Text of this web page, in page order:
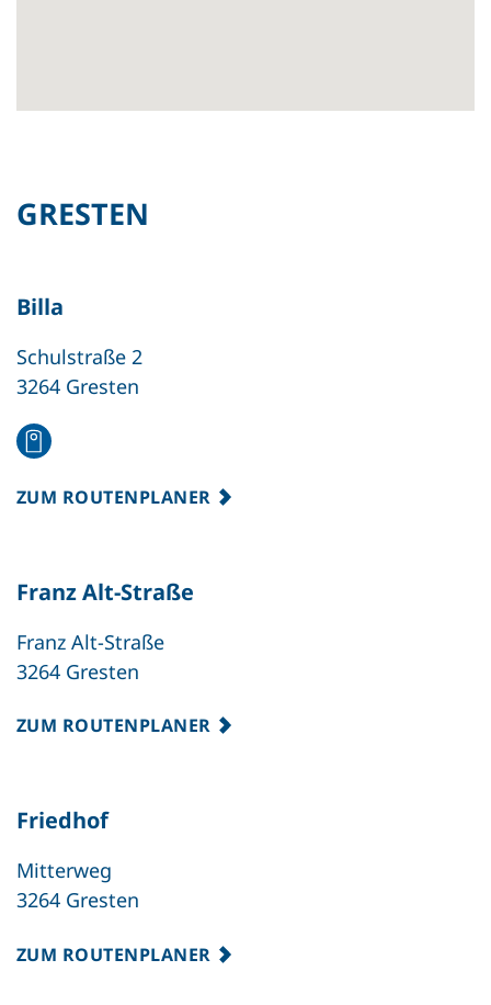
GRESTEN
Billa
Schulstraße 2
3264 Gresten
ZUM ROUTENPLANER
Franz Alt-Straße
Franz Alt-Straße
3264 Gresten
ZUM ROUTENPLANER
Friedhof
Mitterweg
3264 Gresten
ZUM ROUTENPLANER